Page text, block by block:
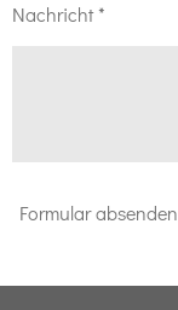
Nachricht *
Formular absenden